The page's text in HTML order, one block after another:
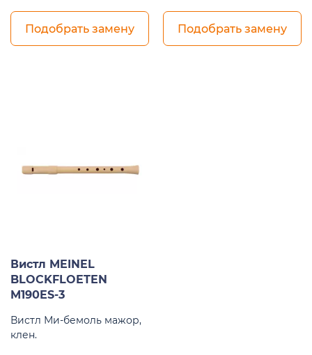
Подобрать замену Подобрать замену
Вистл MEINEL
BLOCKFLOETEN
M190ES-3
Вистл Ми-бемоль мажор,
клен.